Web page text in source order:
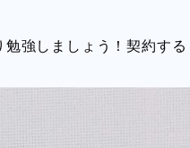
強しましょう！契約する